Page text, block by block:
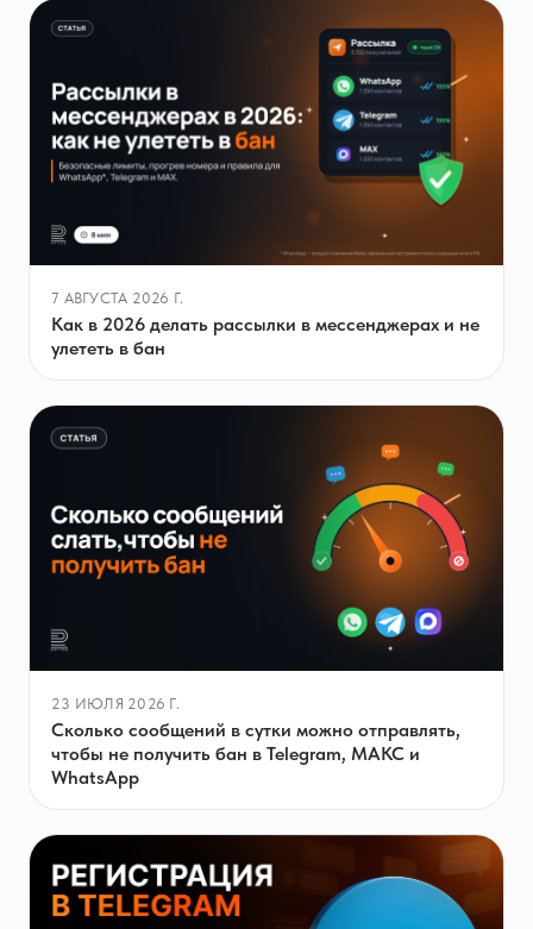
7 АВГУСТА 2026 Г.
Как в 2026 делать рассылки в мессенджерах и не
улететь в бан
23 ИЮЛЯ 2026 Г.
Сколько сообщений в сутки можно отправлять,
чтобы не получить бан в Telegram, МАКС и
WhatsApp